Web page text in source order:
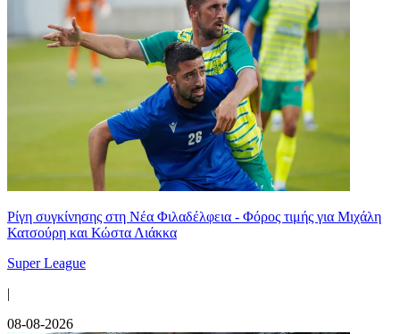
Ρίγη συγκίνησης στη Νέα Φιλαδέλφεια - Φόρος τιμής για Μιχάλη
Κατσούρη και Κώστα Λιάκκα
Super League
|
08-08-2026